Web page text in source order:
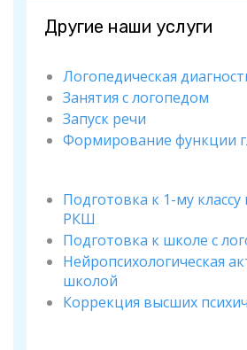
Другие наши услуги
Логопедическая
Занятия с логопедом
Запуск речи
Формирование функции
Подготовка к 1-му классу
РКШ
Подготовка к школе с
Нейропсихологическая
школой
Коррекция высших